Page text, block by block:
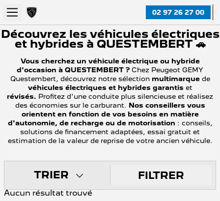
02 97 26 27 00
Découvrez les véhicules électriques
et hybrides à QUESTEMBERT 🚗
Vous cherchez un véhicule électrique ou hybride
d'occasion à QUESTEMBERT ? Chez Peugeot GEMY
Questembert, découvrez notre sélection multimarque de
véhicules électriques et hybrides garantis et
révisés. Profitez d'une conduite plus silencieuse et réalisez
des économies sur le carburant. Nos conseillers vous
orientent en fonction de vos besoins en matière
d'autonomie, de recharge ou de motorisation : conseils,
solutions de financement adaptées, essai gratuit et
estimation de la valeur de reprise de votre ancien véhicule.
TRIER FILTRER
Aucun résultat trouvé